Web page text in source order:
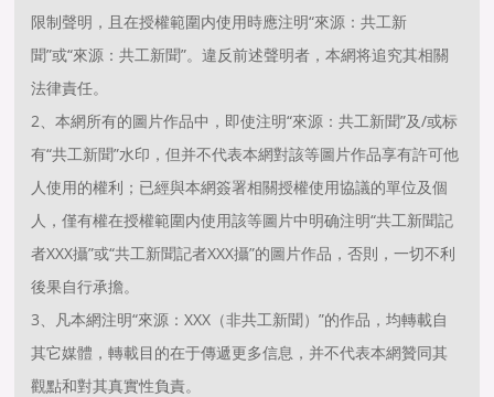
限制聲明，且在授權範圍内使用時應注明“來源：共工新
聞”或“來源：共工新聞”。違反前述聲明者，本網将追究其相關
法律責任。
2、本網所有的圖片作品中，即使注明“來源：共工新聞”及/或标
有“共工新聞”水印，但并不代表本網對該等圖片作品享有許可他
人使用的權利；已經與本網簽署相關授權使用協議的單位及個
人，僅有權在授權範圍内使用該等圖片中明确注明“共工新聞記
者XXX攝”或“共工新聞記者XXX攝”的圖片作品，否則，一切不利
後果自行承擔。
3、凡本網注明“來源：XXX（非共工新聞）”的作品，均轉載自
其它媒體，轉載目的在于傳遞更多信息，并不代表本網贊同其
觀點和對其真實性負責。